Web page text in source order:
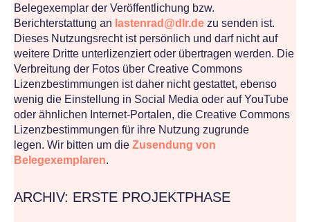
Belegexemplar der Veröffentlichung bzw.
Berichterstattung an lastenrad@dlr.de zu senden ist.
Dieses Nutzungsrecht ist persönlich und darf nicht auf
weitere Dritte unterlizenziert oder übertragen werden. Die
Verbreitung der Fotos über Creative Commons
Lizenzbestimmungen ist daher nicht gestattet, ebenso
wenig die Einstellung in Social Media oder auf YouTube
oder ähnlichen Internet-Portalen, die Creative Commons
Lizenzbestimmungen für ihre Nutzung zugrunde
legen. Wir bitten um die Zusendung von
Belegexemplaren.
ARCHIV: ERSTE PROJEKTPHASE